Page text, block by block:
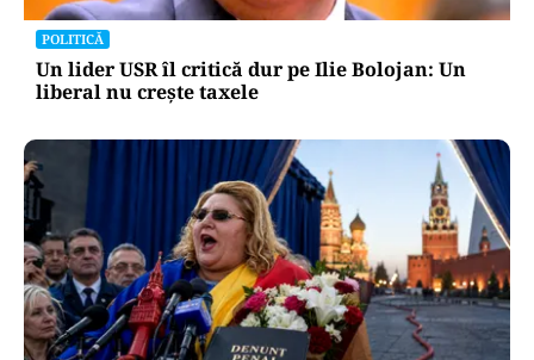
POLITICĂ
Un lider USR îl critică dur pe Ilie Bolojan: Un
liberal nu crește taxele